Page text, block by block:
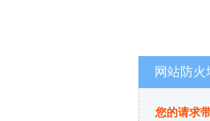
网站防火
您的请求